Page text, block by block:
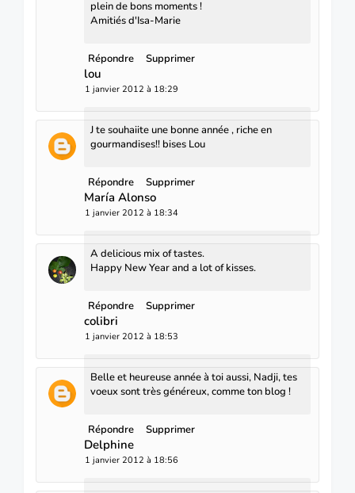
plein de bons moments !
Amitiés d'Isa-Marie
Répondre Supprimer
lou
1 janvier 2012 à 18:29
J te souhaiite une bonne année , riche en
gourmandises!! bises Lou
Répondre Supprimer
María Alonso
1 janvier 2012 à 18:34
A delicious mix of tastes.
Happy New Year and a lot of kisses.
Répondre Supprimer
colibri
1 janvier 2012 à 18:53
Belle et heureuse année à toi aussi, Nadji, tes
voeux sont très généreux, comme ton blog !
Répondre Supprimer
Delphine
1 janvier 2012 à 18:56